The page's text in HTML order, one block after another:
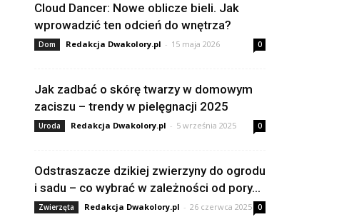
Cloud Dancer: Nowe oblicze bieli. Jak
wprowadzić ten odcień do wnętrza?
Dom Redakcja Dwakolory.pl - 15 maja 2026 0
Jak zadbać o skórę twarzy w domowym
zaciszu – trendy w pielęgnacji 2025
Uroda Redakcja Dwakolory.pl - 5 września 2025 0
Odstraszacze dzikiej zwierzyny do ogrodu
i sadu – co wybrać w zależności od pory...
Zwierzęta Redakcja Dwakolory.pl - 26 czerwca 2025 0